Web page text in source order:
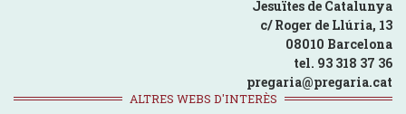
Jesuïtes de Catalunya
c/ Roger de Llúria, 13
08010 Barcelona
tel. 93 318 37 36
pregaria@pregaria.cat
ALTRES WEBS D'INTERÈS